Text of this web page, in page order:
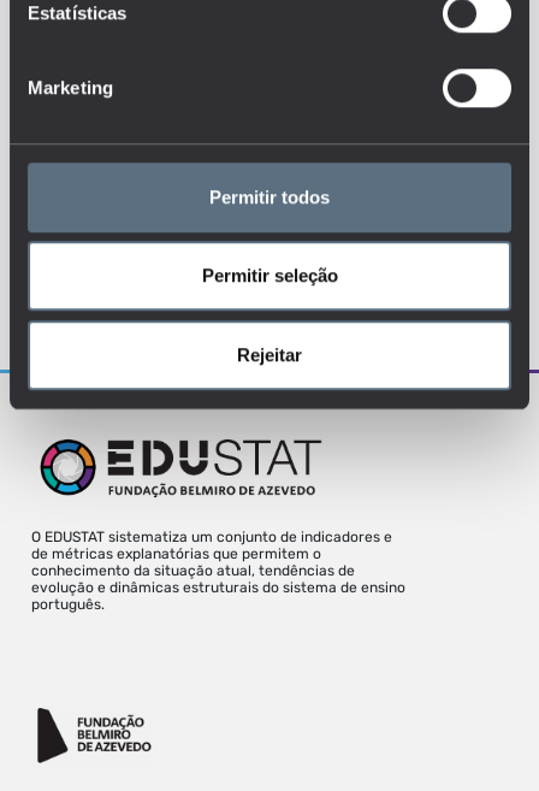
Estatísticas
Marketing
Permitir todos
Permitir seleção
Rejeitar
DESEMPENHO DOS ALUNOS
ENSINO BÁSICO PARTICIPAÇÃO
TAXA DE RETENÇÃO
Para uma melhor experiência deve aceder
o site a partir de um desktop.
O EDUSTAT sistematiza um conjunto de indicadores e
de métricas explanatórias que permitem o
conhecimento da situação atual, tendências de
evolução e dinâmicas estruturais do sistema de ensino
português.